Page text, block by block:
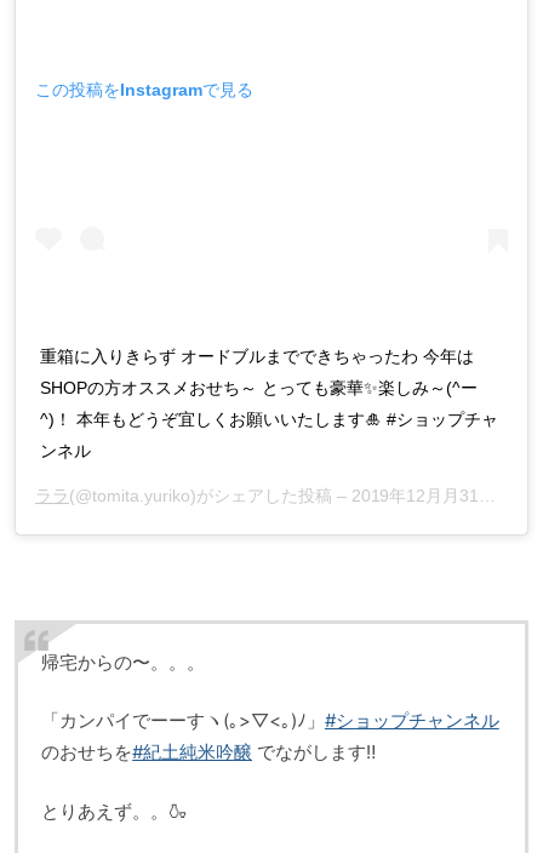
この投稿をInstagramで見る
重箱に入りきらず オードブルまでできちゃったわ 今年は
SHOPの方オススメおせち～ とっても豪華✨楽しみ～(^ー
^)！ 本年もどうぞ宜しくお願いいたします🎍 #ショップチャ
ンネル
ララ(@tomita.yuriko)がシェアした投稿 – 2019年12月月31日午前7時06分PST
帰宅からの〜。。。
「カンパイでーーすヽ(｡>▽<｡)ﾉ」 #ショップチャンネル
のおせちを#紀土純米吟醸 でながします‼️
とりあえず。。🍶